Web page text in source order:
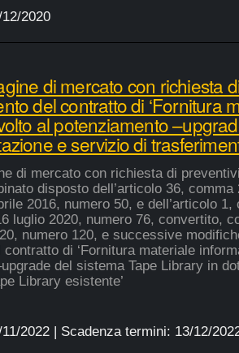
2020
di mercato con richiesta
del contratto di ‘Fornitura
al potenziamento
e servizio di
di mercato con richiesta di
disposto dell’articolo 36,
2016, numero 50, e dell’articolo
luglio 2020, numero 76, convertito,
numero 120, e successive
contratto di ‘Fornitura materiale
del sistema Tape Library in
Library esistente’
2022| Scadenza termini: 13/12/